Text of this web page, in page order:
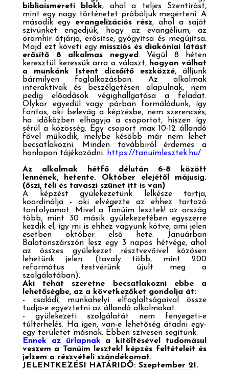
bibliaismereti blokk, ahol a teljes Szentírást,
mint egy nagy történetet próbáljuk megérteni. A
második egy evangelizációs rész, ahol a saját
szívünket engedjük, hogy az evangélium, az
örömhír átjárja, erősítse, gyógyítsa és megújítsa.
Majd ezt követi egy missziós és diakóniai látást
erősítő 8 alkalmas negyed. Végül 8 héten
keresztül keressük arra a választ, hogyan válhat
a munkánk Istent dicsőítő eszközzé, álljunk
bármilyen foglalkozásban. Az alkalmak
interaktívak és beszélgetésen alapulnak, nem
pedig előadások végighallgatása a feladat.
Olykor egyedül vagy párban formálódunk, így
fontos, aki belevág a képzésbe, nem szerencsés,
ha időközben elhagyja a csoportot, hiszen így
sérül a közösség. Egy csoport max 10-12 állandó
fővel működik, melybe később már nem lehet
becsatlakozni. Minden továbbiról érdemes a
honlapon tájékozódni. https://tanuimlesztek.hu/
Az alkalmak hétfő délután 6-8 között
lennének, hetente. Október elejétől májusig.
(őszi, téli és tavaszi szünet itt is van)
A képzést gyülekezetünk lelkésze tartja,
koordinálja - aki elvégezte az ehhez tartozó
tanfolyamot. Mivel a Tanúim lesztek! az ország
több, mint 30 másik gyülekezetében egyszerre
kezdik el, így mi is ehhez vagyunk kötve, ami jelen
esetben október első hete. Januárban
Balatonszárszón lesz egy 3 napos hétvége, ahol
az összes gyülekezet résztvevőivel közösen
lehetünk jelen. (tavaly több, mint 200
református testvérünk újult meg a
szolgálatában).
Aki tehát szeretne becsatlakozni ebbe a
lehetőségbe, az a következőket gondolja át:
- családi, munkahelyi elfoglaltságaival össze
tudja-e egyeztetni az állandó alkalmakat.
- gyülekezeti szolgálatát nem fenyegeti-e
túlterhelés. Ha igen, van-e lehetőség átadni egy-
egy területet másnak. Ebben szívesen segítünk.
Ennek az űrlapnak a kitöltésével tudomásul
veszem a Tanúim lesztek! képzés feltételeit és
jelzem a részvételi szándékomat.
JELENTKEZÉSI HATÁRIDŐ: Szeptember 21.